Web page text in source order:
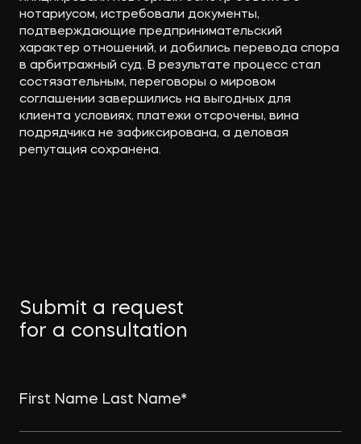
нотариусом, истребовали документы,
подтверждающие предпринимательский
характер отношений, и добились перевода спора
в арбитражный суд. В результате процесс стал
состязательным, переговоры о мировом
соглашении завершились на выгодных для
клиента условиях, платежи отсрочены, вина
подрядчика не зафиксирована, а деловая
репутация сохранена.
Submit a request
for a consultation